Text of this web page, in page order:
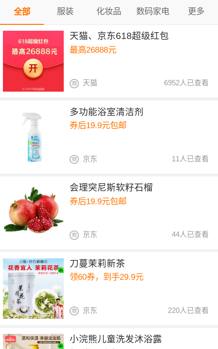
全部 服装 化妆品 数码家电 更多
天猫、京东618超级红包
最高26888元
6952人已查看
天猫
多功能浴室清洁剂
券后19.9元包邮
11人已查看
京东
会理突尼斯软籽石榴
券后19.9元包邮
44人已查看
京东
刀蔓茉莉新茶
领60券，到手29.9元
220人已查看
京东
小浣熊儿童洗发沐浴露